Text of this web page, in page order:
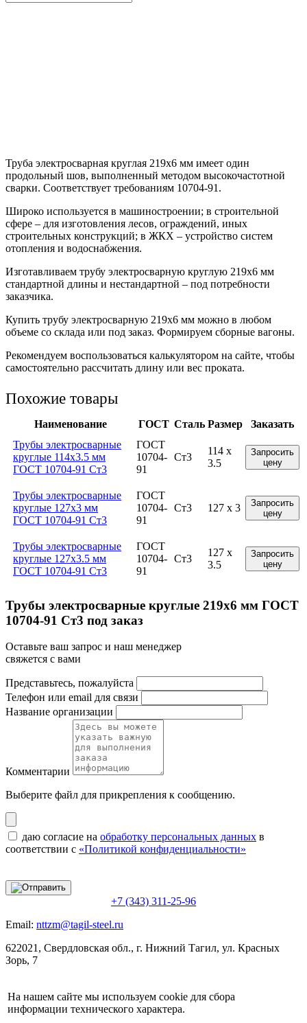
Труба электросварная круглая 219х6 мм имеет один
продольный шов, выполненный методом высокочастотной
сварки. Соответствует требованиям 10704-91.
Широко используется в машиностроении; в строительной
сфере – для изготовления лесов, ограждений, иных
строительных конструкций; в ЖКХ – устройство систем
отопления и водоснабжения.
Изготавливаем трубу электросварную круглую 219х6 мм
стандартной длины и нестандартной – под потребности
заказчика.
Купить трубу электросварную 219х6 мм можно в любом
объеме со склада или под заказ. Формируем сборные вагоны.
Рекомендуем воспользоваться калькулятором на сайте, чтобы
самостоятельно рассчитать длину или вес проката.
Похожие товары
Наименование ГОСТ Сталь Размер
Заказать
Трубы электросварные
круглые 114x3.5 мм
ГОСТ 10704-91 Ст3
ГОСТ
10704-
91
Ст3
114 x
3.5
Запросить
цену
Трубы электросварные
круглые 127x3 мм
ГОСТ 10704-91 Ст3
ГОСТ
10704-
91
Ст3 127 x 3
Запросить
цену
Трубы электросварные
круглые 127x3.5 мм
ГОСТ 10704-91 Ст3
ГОСТ
10704-
91
Ст3
127 x
3.5
Запросить
цену
Трубы электросварные круглые 219x6 мм ГОСТ
10704-91 Ст3 под заказ
Оставьте ваш запрос и наш менеджер
свяжется с вами
Представьтесь, пожалуйста
Телефон или email для связи
Название организации
Комментарии
Выберите файл для прикрепления к сообщению.
даю согласие на обработку персональных данных в
соответствии с «Политикой конфиденциальности»
+7 (343) 311-25-96
Email: nttzm@tagil-steel.ru
622021, Свердловская обл., г. Нижний Тагил, ул. Красных
Зорь, 7
На нашем сайте мы используем cookie для сбора
информации технического характера.